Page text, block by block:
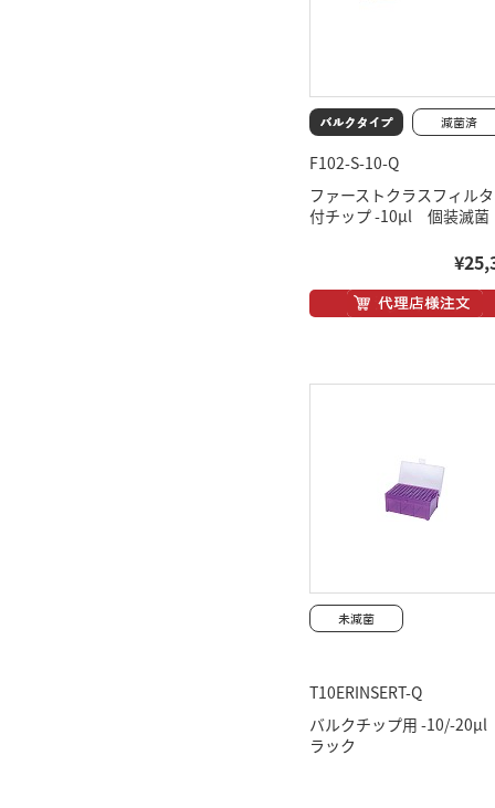
F102-S-10-Q
ファーストクラスフィル
付チップ -10μl 個装滅菌
T10ERINSERT-Q
バルクチップ用 -10/-
ラック